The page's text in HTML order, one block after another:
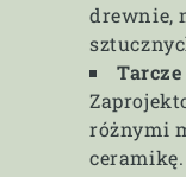
drewnie,
różnymi
ceramikę.